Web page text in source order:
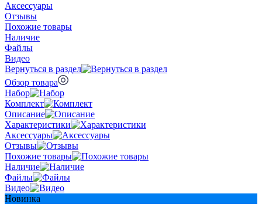
Аксессуары
Отзывы
Похожие товары
Наличие
Файлы
Видео
Вернуться в раздел
Обзор товара
Набор
Комплект
Описание
Характеристики
Аксессуары
Отзывы
Похожие товары
Наличие
Файлы
Видео
Новинка